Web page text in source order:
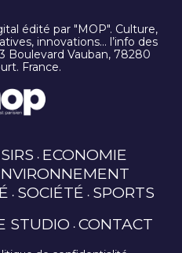
édité par "MOP". Culture,
innovations… l’info des
Boulevard Vauban, 78280
France.
ECONOMIE
SOCIÉTÉ SPORTS
STUDIO CONTACT